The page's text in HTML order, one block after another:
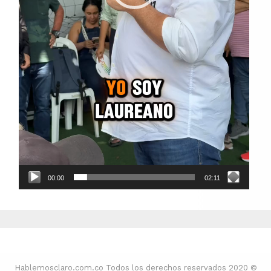
00:00 02:11
Hablemosclaro.com.co Todos los derechos reservados 2020 ©